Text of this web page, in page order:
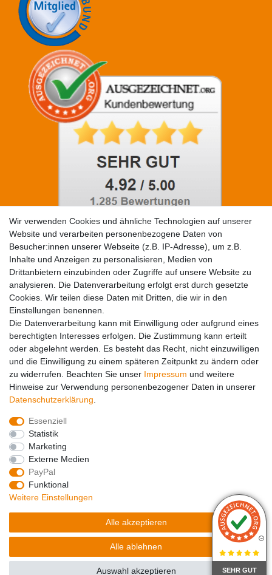
Social Media
Zahlungsarten
SEHR GUT
Impressum AGB
Widerrufs­recht Vertrag widerrufen Kontakt
Wir verwenden Cookies und ähnliche Technologien auf unserer
Website und verarbeiten personenbezogene Daten von
Besucher:innen unserer Webseite (z.B. IP-Adresse), um z.B.
Inhalte und Anzeigen zu personalisieren, Medien von
Drittanbietern einzubinden oder Zugriffe auf unsere Website zu
analysieren. Die Datenverarbeitung erfolgt erst durch gesetzte
Cookies. Wir teilen diese Daten mit Dritten, die wir in den
Einstellungen benennen.
Die Datenverarbeitung kann mit Einwilligung oder aufgrund eines
berechtigten Interesses erfolgen. Die Zustimmung kann erteilt
oder abgelehnt werden. Es besteht das Recht, nicht einzuwilligen
und die Einwilligung zu einem späteren Zeitpunkt zu ändern oder
zu widerrufen. Beachten Sie unser Impressum und weitere
Hinweise zur Verwendung personenbezogener Daten in unserer
Daten­schutz­erklärung
Essenziell
Statistik
Marketing
Externe Medien
PayPal
Funktional
Weitere Einstellungen
Alle akzeptieren
Alle ablehnen
Auswahl akzeptieren